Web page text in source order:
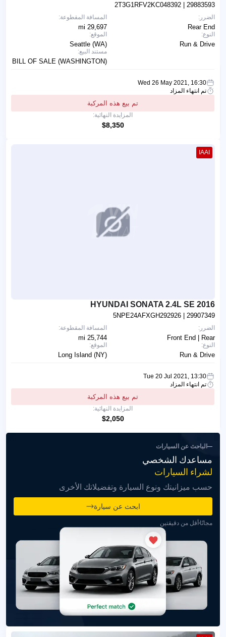
2T3G1RFV2KC048392 | 29883593
المسافة المقطوعة:
29,697 mi
الموقع:
Seattle (WA)
مستند البيع:
BILL OF SALE (WASHINGTON)
الضرر:
Rear End
النوع:
Run & Drive
Wed 26 May 2021, 16:30
تم انتهاء المزاد
تم بيع هذه المركبة
المزايدة النهائية:
$8,350
IAAI
2016 HYUNDAI SONATA 2.4L SE
5NPE24AFXGH292926 | 29907349
المسافة المقطوعة:
25,744 mi
الموقع:
Long Island (NY)
الضرر:
Front End | Rear
النوع:
Run & Drive
Tue 20 Jul 2021, 13:30
تم انتهاء المزاد
تم بيع هذه المركبة
المزايدة النهائية:
$2,050
الباحث عن السيارات
مساعدك الشخصي
لشراء السيارات
حسب ميزانيتك ونوع السيارة وتفضيلاتك الأخرى
ابحث عن سيارة
مجانًا أقل من دقيقتين